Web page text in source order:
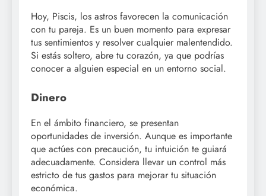
Hoy, Piscis, los astros favorecen la comunicación
con tu pareja. Es un buen momento para expresar
tus sentimientos y resolver cualquier malentendido.
Si estás soltero, abre tu corazón, ya que podrías
conocer a alguien especial en un entorno social.
Dinero
En el ámbito financiero, se presentan
oportunidades de inversión. Aunque es importante
que actúes con precaución, tu intuición te guiará
adecuadamente. Considera llevar un control más
estricto de tus gastos para mejorar tu situación
económica.